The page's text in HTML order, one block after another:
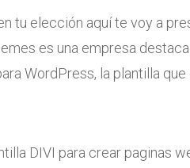
tu elección aquí te voy a
es una empresa
WordPress, la plantilla
DIVI para crear paginas